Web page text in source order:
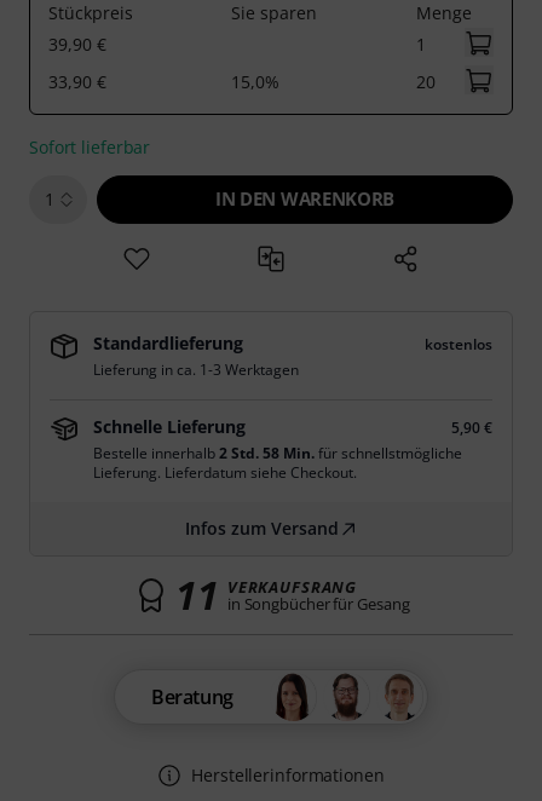
Stückpreis
Sie sparen
Menge
39,90 €
1
33,90 €
15,0% 20
Sofort lieferbar
1 IN DEN WARENKORB
Standardlieferung
kostenlos
Lieferung in ca. 1-3 Werktagen
Schnelle Lieferung
5,90 €
Bestelle innerhalb2 Std. 58 Min.für schnellstmögliche
Lieferung. Lieferdatum siehe Checkout.
Infos zum Versand
11 VERKAUFSRANG
in Songbücher für Gesang
Beratung
Herstellerinformationen